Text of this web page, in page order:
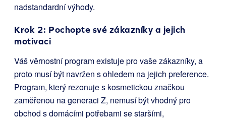
nadstandardní výhody.
Krok 2: Pochopte své zákazníky a jejich
motivaci
Váš věrnostní program existuje pro vaše zákazníky, a
proto musí být navržen s ohledem na jejich preference.
Program, který rezonuje s kosmetickou značkou
zaměřenou na generaci Z, nemusí být vhodný pro
obchod s domácími potřebami se staršími,